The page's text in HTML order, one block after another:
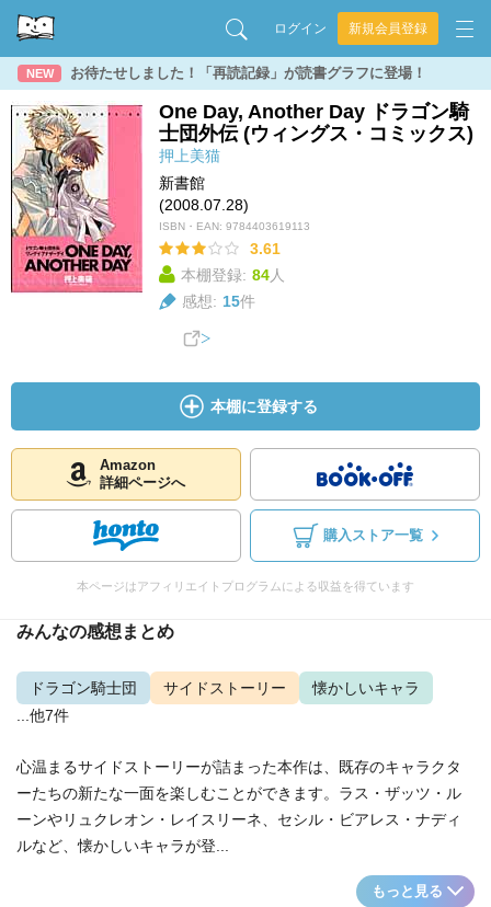
ログイン 新規会員登録
NEW お待たせしました！「再読記録」が読書グラフに登場！
One Day, Another Day ドラゴン騎
士団外伝 (ウィングス・コミックス)
押上美猫
新書館
(2008.07.28)
ISBN・EAN: 9784403619113
3.61
本棚登録: 84人
感想: 15件
本棚に登録する
Amazon
詳細ページへ
購入ストア一覧
本ページはアフィリエイトプログラムによる収益を得ています
みんなの感想まとめ
ドラゴン騎士団 サイドストーリー
懐かしいキャラ
...他7件
心温まるサイドストーリーが詰まった本作は、既存のキャラクタ
ーたちの新たな一面を楽しむことができます。ラス・ザッツ・ル
ーンやリュクレオン・レイスリーネ、セシル・ビアレス・ナディ
ルなど、懐かしいキャラが登...
もっと見る